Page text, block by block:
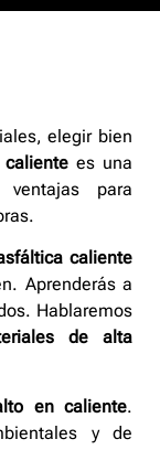
elegir bien
es una
ventajas para
caliente
Aprenderás a
Hablaremos
de alta
en caliente.
y de